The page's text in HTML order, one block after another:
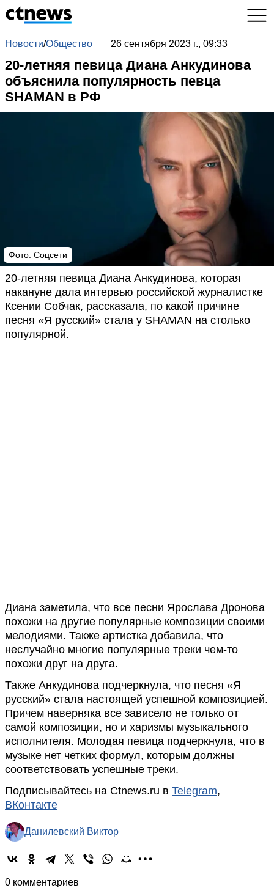
Новости/Общество 26 сентября 2023 г., 09:33
20-летняя певица Диана Анкудинова
объяснила популярность певца
SHAMAN в РФ
Фото: Соцсети
20-летняя певица Диана Анкудинова, которая
накануне дала интервью российской журналистке
Ксении Собчак, рассказала, по какой причине
песня «Я русский» стала у SHAMAN на столько
популярной.
Диана заметила, что все песни Ярослава Дронова
похожи на другие популярные композиции своими
мелодиями. Также артистка добавила, что
неслучайно многие популярные треки чем-то
похожи друг на друга.
Также Анкудинова подчеркнула, что песня «Я
русский» стала настоящей успешной композицией.
Причем наверняка все зависело не только от
самой композиции, но и харизмы музыкального
исполнителя. Молодая певица подчеркнула, что в
музыке нет четких формул, которым должны
соответствовать успешные треки.
Подписывайтесь на Ctnews.ru в Telegram,
ВКонтакте
Данилевский Виктор
0 комментариев